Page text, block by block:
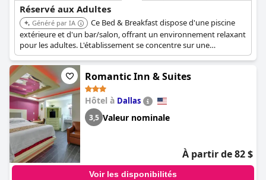
Réservé aux Adultes
Généré par IA
Ce Bed & Breakfast dispose d'une piscine
extérieure et d'un bar/salon, offrant un environnement relaxant
pour les adultes. L'établissement se concentre sur une
expérience sans enfants avec des équipements de premier
ordre. C'est une destination de choix pour les voyageurs
adultes.
Romantic Inn & Suites
Hôtel à Dallas
3,5 Valeur nominale
À partir de 82 $
Voir les disponibilités